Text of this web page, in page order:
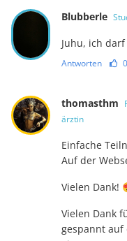
Blubberle
Juhu, ich
Antworten 0
thomasthm
ärztin
Einfache
Auf der
Vielen Dank!
Vielen Dank
gespannt auf